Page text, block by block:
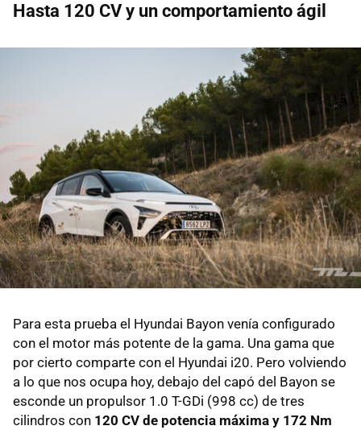
Hasta 120 CV y un comportamiento ágil
Para esta prueba el Hyundai Bayon venía configurado
con el motor más potente de la gama. Una gama que
por cierto comparte con el Hyundai i20. Pero volviendo
a lo que nos ocupa hoy, debajo del capó del Bayon se
esconde un propulsor 1.0 T-GDi (998 cc) de tres
cilindros con 120 CV de potencia máxima y 172 Nm